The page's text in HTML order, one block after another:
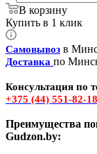
В корзину
Купить в 1 клик
Самовывоз в
Доставка по
Консультация по
+375 (44) 551-82-18
Преимущества
Gudzon.by: